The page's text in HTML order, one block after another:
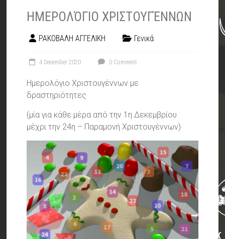
ΗΜΕΡΟΛΌΓΙΟ ΧΡΙΣΤΟΥΓΈΝΝΩΝ
ΡΑΚΟΒΑΛΗ ΑΓΓΕΛΙΚΗ Γενικά
4 December 2020 0 Comment
Ημερολόγιο Χριστουγέννων με
δραστηριότητες
(μία για κάθε μέρα από την 1η Δεκεμβρίου
μέχρι την 24η – Παραμονή Χριστουγέννων)